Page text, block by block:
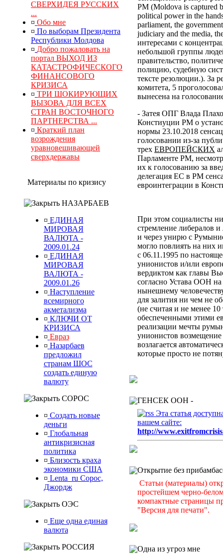
СВЕРХИДЕЯ РУССКИХ
...
¤ Обо мне
¤ По выборам Президента
Республики Молдова
¤ Добро пожаловать на
портал ВЫХОД ИЗ
КАТАСТРОФИЧЕСКОГО
ФИНАНСОВОГО
КРИЗИСА
¤ ТРИ ШОКИРУЮЩИХ
ВЫЗОВА ДЛЯ ВСЕХ
СТРАН ВОСТОЧНОГО
ПАРТНЕРСТВА ...
¤ Краткий план
возрождения
уравновешивающей
сверхдержавы
Материалы по кризису
НАЗАРБАЕВ
¤ ЕДИНАЯ
МИРОВАЯ
ВАЛЮТА -
2009.01.24
¤ ЕДИНАЯ
МИРОВАЯ
ВАЛЮТА -
2009.01.26
¤ Наступление
всемирного
акметализма
¤ КЛЮЧИ ОТ
КРИЗИСА
¤ Евраз
¤ Назарбаев
предложил
странам ШОС
создать единую
валюту
СОРОС
¤ Создать новые
деньги
¤ Глобальная
антикризисная
политика
¤ Близость краха
экономики США
¤ Lenta_ru Сорос,
Джордж
ОЭС
¤ Еще одна единая
валюта
РОССИЯ
РМ (Moldova is captured
political power in the
parliament, the
judiciary and the media,
интересами с
небольшой группы
правительство,
полицию, судебную
тексте резолюции.). За
комитета, 5
вынесена на
- Затея ОПГ Влада
Констиуции РМ о
нормы 23.10.2018
голосовании из-за
трех ЕВРОПЕЙСКИХ
Парламенте РМ,
их к голосованию за
делегация ЕС в РМ
евроинтеграции в
При этом социалисты
стремление либералов
и через унирю с
могло повлиять на них
с 06.11.1995 по
унионистов и/или
вердиктом как главы
согласно Устава ООН
нынешнему
для залития ни чем не
(не считая и не менее
обеспеченными этими
реализации мечты
унионистов возмещение
возлагается
которые просто не
ГЕНСЕК ООН -
Эта статья
вашем сайте:
http://
Открытие без
Статьи (материалы)
простейшем черно-
компактные страницы
"Версия для печати".
Одна из угроз мне